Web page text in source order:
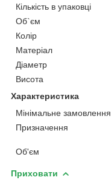
Кількість в упаковці
Об`єм
Колір
Матеріал
Діаметр
Висота
Характеристика
Мінімальне замовлення
Призначення
Об'єм
Приховати